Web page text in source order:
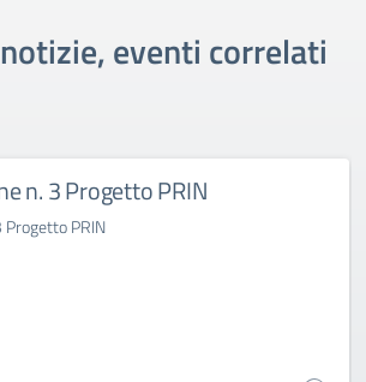
eventi correlati
n. 3 Progetto PRIN
Progetto PRIN